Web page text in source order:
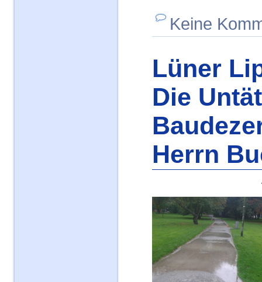
Keine
Lüner
Die
Herrn